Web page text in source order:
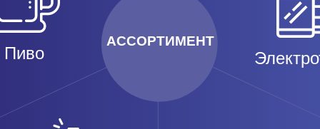
АССОРТИМЕНТ
Пиво